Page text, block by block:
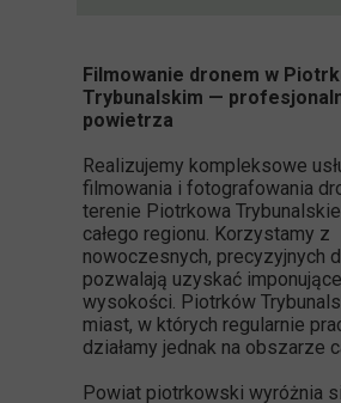
Filmowanie dronem w
Trybunalskim —
powietrza
Realizujemy kompleksowe
filmowania i fotografowania
terenie Piotrkowa
całego regionu. Korzystamy z
nowoczesnych, precyzyjnych
pozwalają uzyskać
wysokości. Piotrków
miast, w których regularnie
działamy jednak na obszarze
Powiat piotrkowski wyróżnia